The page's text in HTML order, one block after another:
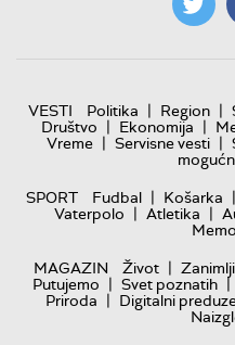
VESTI Politika | Region |
Društvo | Ekonomija |
Vreme | Servisne vesti |
SPORT
Fudbal | Košarka |
Vaterpolo | Atletika |
MAGAZIN
Život |
Putujemo | Svet poznatih |
Priroda | Digitalni